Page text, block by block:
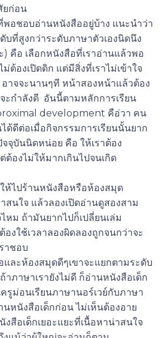
ยก่อน
พอชอบอ่านหนังสืออยู่บ้าง แนะนำว่า
บที่สูงกว่าระดับภาษาตัวเองนิดนึง
) คือ เลือกหนังสือที่เราอ่านแล้วพอ
ม่ต้องเปิดดิก แต่มีสิ่งที่เราไม่เข้าใจ
อาจจะนานๆที หน้าสองหน้าแล้วต้อง
จะกำลังดี อันนี้ตามหลักการเรียน
development คือ่วา คน
ได้ดีต่อเมื่อกิจกรรมการเรียนนั้นยาก
จุบันนิดหน่อย คือ ให้เราต้อง
ต้องไม่ให้มากเกินไปจนเกิด
ห้ไปร้านหนังสือหรือห้องสมุด
สนใจ แล้วลองเปิดอ่านดูสองสาม
ไหม ถ้ามันยากไปก็เปลี่ยนเล่ม
องใช้เวลาลองผิดลองถูกจนกว่าจะ
าชอบ
และห้องสมุดดีๆเขาจะแยกตามระดับ
าภาษาเรายังไม่ดี ก็อ่านหนังสือเด็ก
รูม่อนเรียนภาษานอร์เวย์กับภาษา
นหนังสือเด็กก่อน ไม่เห็นต้องอาย
สือเด็กเยอะแยะที่เนื้อหาน่าสนใจ